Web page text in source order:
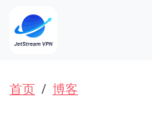
面包屑
首页 博客